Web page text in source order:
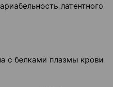
латентного
с белками плазмы крови